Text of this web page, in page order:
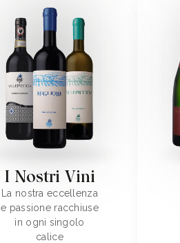
I Nostri Vini
La nostra eccellenza
e passione racchiuse
in ogni singolo
calice